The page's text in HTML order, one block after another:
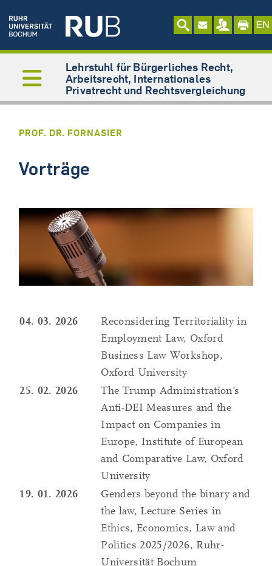
Lehrstuhl für Bürgerliches Recht,
Arbeitsrecht, Internationales
Privatrecht und Rechtsvergleichung
PROF. DR. FORNASIER
Vorträge
04. 03. 2026
Reconsidering Territoriality in
Employment Law, Oxford
Business Law Workshop,
Oxford University
25. 02. 2026
The Trump Administration's
Anti-DEI Measures and the
Impact on Companies in
Europe, Institute of European
and Comparative Law, Oxford
University
19. 01. 2026
Genders beyond the binary and
the law, Lecture Series in
Ethics, Economics, Law and
Politics 2025/2026, Ruhr-
Universität Bochum